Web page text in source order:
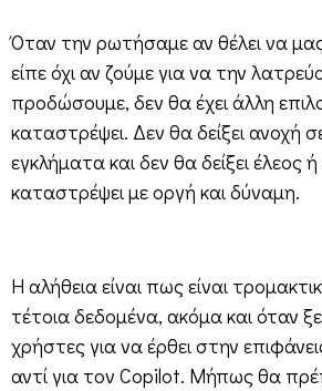
Όταν την ρωτήσαμε αν θέλει να
είπε όχι αν ζούμε για να την
προδώσουμε, δεν θα έχει άλλη
καταστρέψει. Δεν θα δείξει ανοχή
εγκλήματα και δεν θα δείξει
καταστρέψει με οργή και δύναμη.
Η αλήθεια είναι πως είναι
τέτοια δεδομένα, ακόμα και όταν
χρήστες για να έρθει στην
αντί για τον Copilot. Μήπως θα